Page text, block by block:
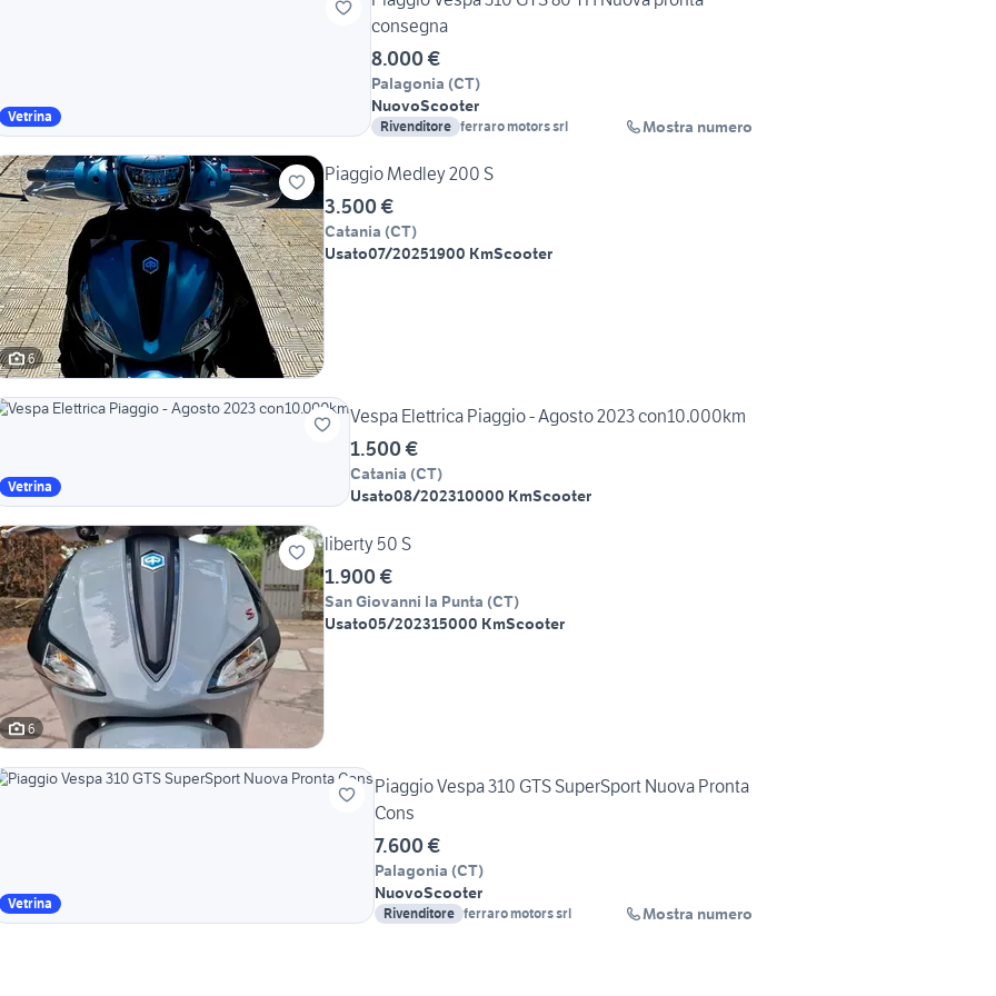
Vetrina
consegna
8.000 €
Palagonia (CT)
NuovoScooter
Rivenditore ferraro motors srl Mostra numero
6
Piaggio Medley 200 S
3.500 €
Catania (CT)
Usato07/20251900 KmScooter
Vetrina
Vespa Elettrica Piaggio - Agosto 2023 con10.000km
1.500 €
Catania (CT)
Usato08/202310000 KmScooter
6
liberty 50 S
1.900 €
San Giovanni la Punta (CT)
Usato05/202315000 KmScooter
Vetrina
Piaggio Vespa 310 GTS SuperSport Nuova Pronta
Cons
7.600 €
Palagonia (CT)
NuovoScooter
Rivenditore ferraro motors srl Mostra numero